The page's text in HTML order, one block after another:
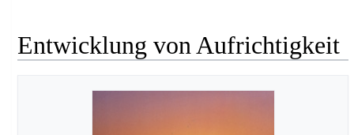
Entwicklung von Aufrichtigkeit